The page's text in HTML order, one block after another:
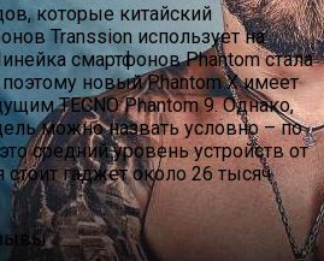
которые китайский
Transsion использует на
смартфонов Phantom стала
поэтому новый Phantom X имеет
TECNO Phantom 9. Однако,
можно назвать условно – по
средний уровень устройств от
стоит гаджет около 26 тысяч